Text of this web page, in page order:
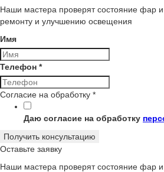
Наши мастера проверят состояние фар
ремонту и улучшению освещения
Имя
Телефон *
Согласие на обработку *
Даю согласие на обработку
Получить консультацию
Оставьте заявку
Наши мастера проверят состояние фар